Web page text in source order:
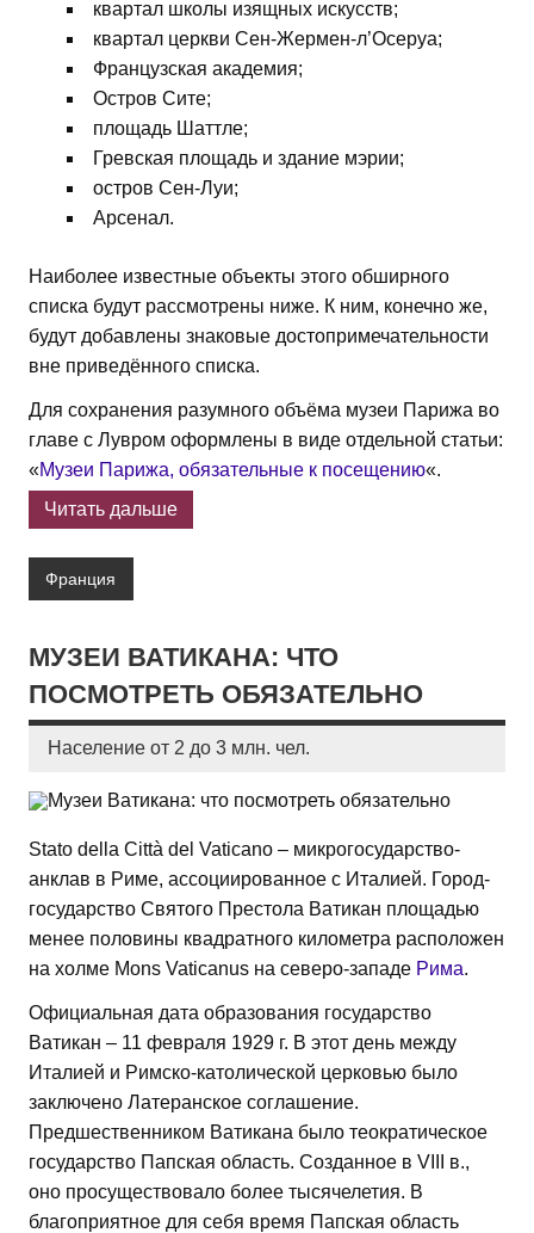
квартал школы изящных искусств;
квартал церкви Сен-Жермен-л’Осеруа;
Французская академия;
Остров Сите;
площадь Шаттле;
Гревская площадь и здание мэрии;
остров Сен-Луи;
Арсенал.
Наиболее известные объекты этого обширного
списка будут рассмотрены ниже. К ним, конечно же,
будут добавлены знаковые достопримечательности
вне приведённого списка.
Для сохранения разумного объёма музеи Парижа во
главе с Лувром оформлены в виде отдельной статьи:
«Музеи Парижа, обязательные к посещению«.
Читать дальше
Франция
МУЗЕИ ВАТИКАНА: ЧТО
ПОСМОТРЕТЬ ОБЯЗАТЕЛЬНО
Население от 2 до 3 млн. чел.
Stato della Città del Vaticano – микрогосударство-
анклав в Риме, ассоциированное с Италией. Город-
государство Святого Престола Ватикан площадью
менее половины квадратного километра расположен
на холме Mons Vaticanus на северо-западе Рима.
Официальная дата образования государство
Ватикан – 11 февраля 1929 г. В этот день между
Италией и Римско-католической церковью было
заключено Латеранское соглашение.
Предшественником Ватикана было теократическое
государство Папская область. Созданное в VIII в.,
оно просуществовало более тысячелетия. В
благоприятное для себя время Папская область